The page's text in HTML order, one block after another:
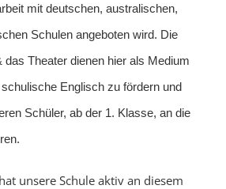
mit deutschen, australischen,
Schulen angeboten wird. Die
das Theater dienen hier als Medium
Englisch zu fördern und
Schüler, ab der 1. Klasse, an die
unsere Schule aktiv an diesem